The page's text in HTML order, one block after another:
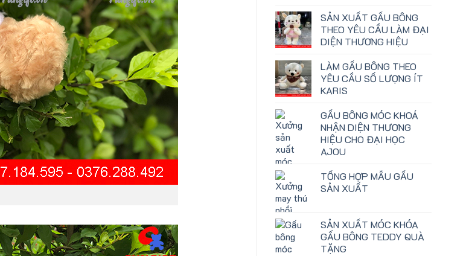
SẢN XUẤT GẤU BÔNG
THEO YÊU CẦU LÀM ĐẠI
DIỆN THƯƠNG HIỆU
LÀM GẤU BÔNG THEO
YÊU CẦU SỐ LƯỢNG ÍT
KARIS
GẤU BÔNG MÓC KHOÁ
NHẬN DIỆN THƯƠNG
HIỆU CHO ĐẠI HỌC
AJOU
TỔNG HỢP MẪU GẤU
SẢN XUẤT
SẢN XUẤT MÓC KHÓA
GẤU BÔNG TEDDY QUÀ
TẶNG